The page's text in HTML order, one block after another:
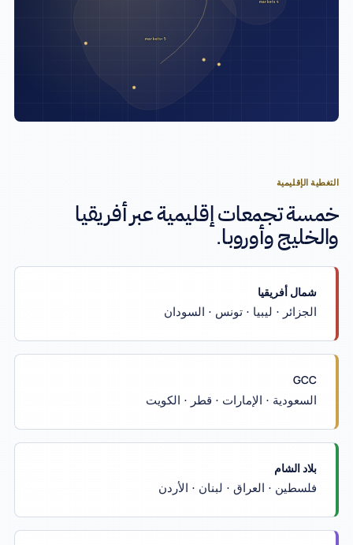
4 markets
5+ markets
التغطية الإقليمية
خمسة تجمعات إقليمية عبر أفريقيا
والخليج وأوروبا.
شمال أفريقيا
الجزائر · ليبيا · تونس · السودان
GCC
السعودية · الإمارات · قطر · الكويت
بلاد الشام
فلسطين · العراق · لبنان · الأردن